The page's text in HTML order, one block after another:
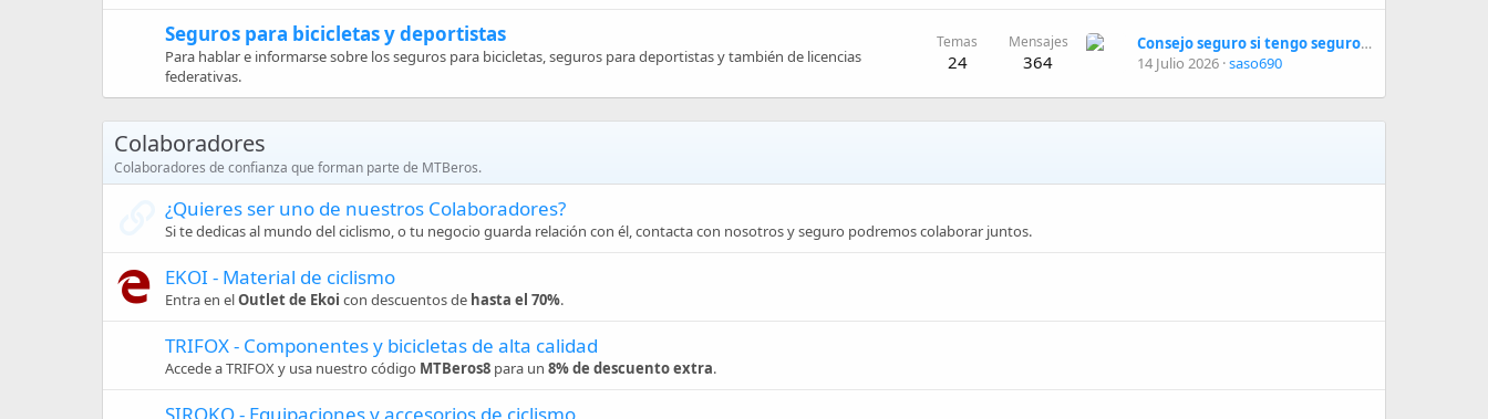
Seguros para bicicletas y deportistas
Para hablar e informarse sobre los seguros para bicicletas, seguros para deportistas y también de licencias
federativas.
Temas
24
Mensajes
364
Consejo seguro si tengo seguro medico privado.
14 Julio 2026 saso690
Colaboradores
Colaboradores de confianza que forman parte de MTBeros.
¿Quieres ser uno de nuestros Colaboradores?
Si te dedicas al mundo del ciclismo, o tu negocio guarda relación con él, contacta con nosotros y seguro podremos colaborar juntos.
EKOI - Material de ciclismo
Entra en elOutlet de Ekoi con descuentos de hasta el 70%.
TRIFOX - Componentes y bicicletas de alta calidad
Accede a TRIFOX y usa nuestro código MTBeros8 para un 8% de descuento extra.